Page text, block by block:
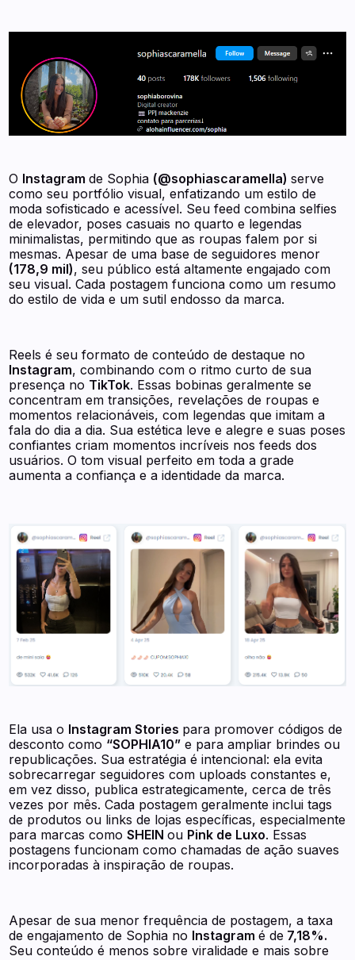
O Instagramde Sophia (@sophiascaramella)serve
como seu portfólio visual, enfatizando um estilo de
moda sofisticado e acessível. Seu feed combina selfies
de elevador, poses casuais no quarto e legendas
minimalistas, permitindo que as roupas falem por si
mesmas. Apesar de uma base de seguidores menor
(178,9 mil), seu público está altamente engajado com
seu visual. Cada postagem funciona como um resumo
do estilo de vida e um sutil endosso da marca.
Reels é seu formato de conteúdo de destaque no
Instagram, combinando com o ritmo curto de sua
presença no TikTok. Essas bobinas geralmente se
concentram em transições, revelações de roupas e
momentos relacionáveis, com legendas que imitam a
fala do dia a dia. Sua estética leve e alegre e suas poses
confiantes criam momentos incríveis nos feeds dos
usuários. O tom visual perfeito em toda a grade
aumenta a confiança e a identidade da marca.
Ela usa o Instagram Stories para promover códigos de
desconto como “SOPHIA10” e para ampliar brindes ou
republicações. Sua estratégia é intencional: ela evita
sobrecarregar seguidores com uploads constantes e,
em vez disso, publica estrategicamente, cerca de três
vezes por mês. Cada postagem geralmente inclui tags
de produtos ou links de lojas específicas, especialmente
para marcas comoSHEINou Pink de Luxo. Essas
postagens funcionam como chamadas de ação suaves
incorporadas à inspiração de roupas.
Apesar de sua menor frequência de postagem, a taxa
de engajamento de Sophia no Instagramé de 7,18%.
Seu conteúdo é menos sobre viralidade e mais sobre